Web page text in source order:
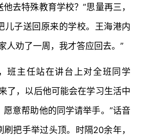
去特殊教育学校？”思量再三，
儿子送回原来的学校。王海港内
人劝了一周，我才答应回去。”
班主任站在讲台上对全班同学
了，以后他可能会在学习生活中
愿意帮助他的同学请举手。”话音
刷把手举过头顶。时隔20余年，